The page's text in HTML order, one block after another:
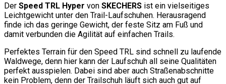
Der Speed TRL Hyper von SKECHERS ist ein vielseitiges
Leichtgewicht unter den Trail-Laufschuhen. Herausragend
finde ich das geringe Gewicht, der feste Sitz am Fuß und
damit verbunden die Agilität auf einfachen Trails.
Perfektes Terrain für den Speed TRL sind schnell zu laufende
Waldwege, denn hier kann der Laufschuh all seine Qualitäten
perfekt ausspielen. Dabei sind aber auch Straßenabschnitte
kein Problem, denn der Trailschuh läuft sich auch gut auf